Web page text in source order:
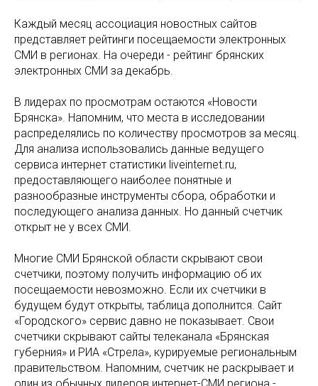
Каждый месяц ассоциация новостных сайтов
представляет рейтинги посещаемости электронных
СМИ в регионах. На очереди - рейтинг брянских
электронных СМИ за декабрь.
В лидерах по просмотрам остаются «Новости
Брянска». Напомним, что места в исследовании
распределялись по количеству просмотров за месяц.
Для анализа использовались данные ведущего
сервиса интернет статистики liveinternet.ru,
предоставляющего наиболее понятные и
разнообразные инструменты сбора, обработки и
последующего анализа данных. Но данный счетчик
открыт не у всех СМИ.
Многие СМИ Брянской области скрывают свои
счетчики, поэтому получить информацию об их
посещаемости невозможно. Если их счетчики в
будущем будут открыты, таблица дополнится. Сайт
«Городского» сервис давно не показывает. Свои
счетчики скрывают сайты телеканала «Брянская
губерния» и РИА «Стрела», курируемые региональным
правительством. Напомним, счетчик не раскрывает и
один из обычных лидеров интернет-СМИ региона -